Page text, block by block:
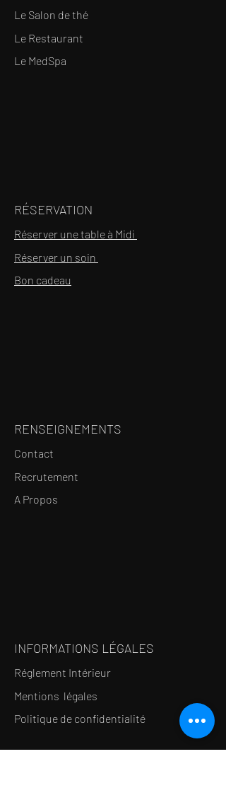
Le Salon de thé
Le Restaurant
Le MedSpa
RÉSERVATION
Réserver une table à Midi
Réserver un soin
Bon cadeau
RENSEIGNEMENTS
Contact
Recrutement
A Propos
INFORMATIONS LÉGALES
Réglement Intérieur
Mentions légales
Politique de confidentialité